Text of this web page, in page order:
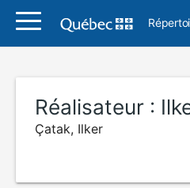
Réalisateur :
Çatak, Ilker